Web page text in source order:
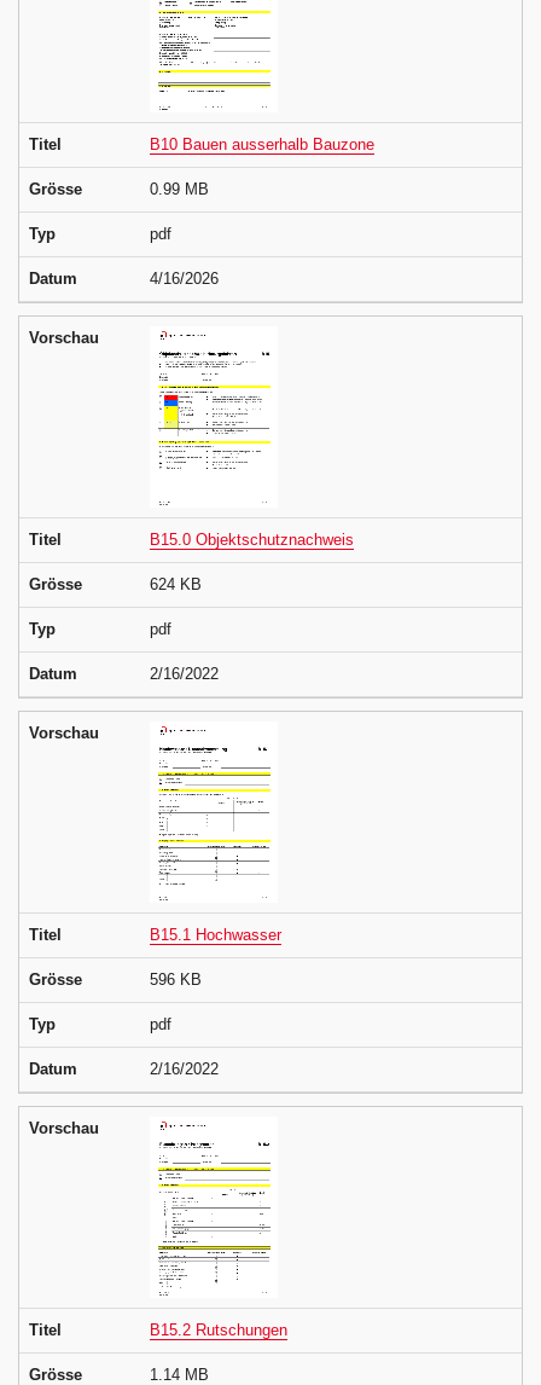
Titel B10 Bauen ausserhalb Bauzone
Grösse 0.99 MB
Typ pdf
Datum 4/16/2026
Vorschau
Titel B15.0 Objektschutznachweis
Grösse 624 KB
Typ pdf
Datum 2/16/2022
Vorschau
Titel B15.1 Hochwasser
Grösse 596 KB
Typ pdf
Datum 2/16/2022
Vorschau
Titel B15.2 Rutschungen
Grösse 1.14 MB